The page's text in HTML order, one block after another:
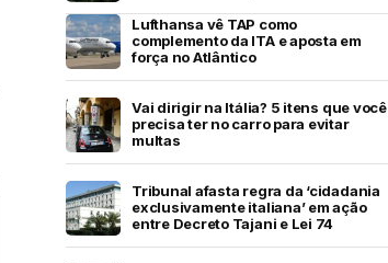
Lufthansa vê TAP como
complemento da ITA e aposta em
força no Atlântico
Vai dirigir na Itália? 5 itens que você
precisa ter no carro para evitar
multas
Tribunal afasta regra da ‘cidadania
exclusivamente italiana’ em ação
entre Decreto Tajani e Lei 74